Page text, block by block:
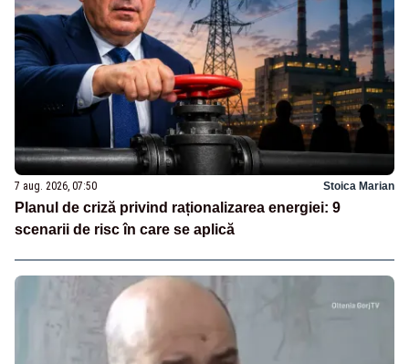
7 aug. 2026, 07:50 Stoica Marian
Planul de criză privind raționalizarea energiei: 9
scenarii de risc în care se aplică